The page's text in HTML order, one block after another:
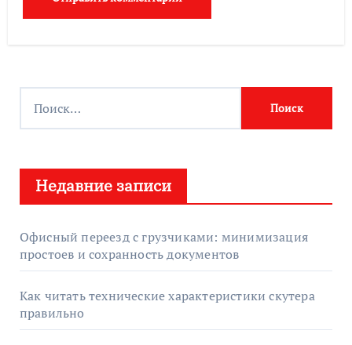
:
Недавние записи
Офисный переезд с грузчиками: минимизация
простоев и сохранность документов
Как читать технические характеристики скутера
правильно